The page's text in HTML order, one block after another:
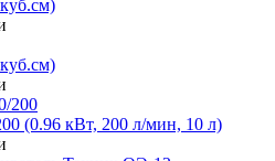
(0.96 кВт, 200 л/мин, 10 л)